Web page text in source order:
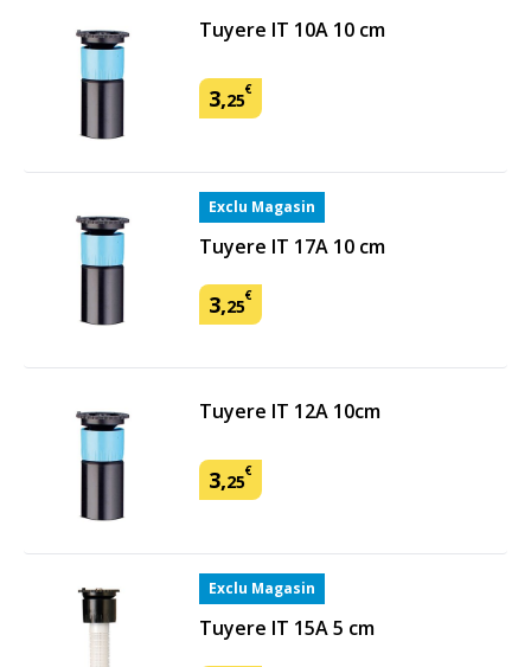
Tuyere IT 10A 10 cm
3,25€
Exclu Magasin
Tuyere IT 17A 10 cm
3,25€
Tuyere IT 12A 10cm
3,25€
Exclu Magasin
Tuyere IT 15A 5 cm